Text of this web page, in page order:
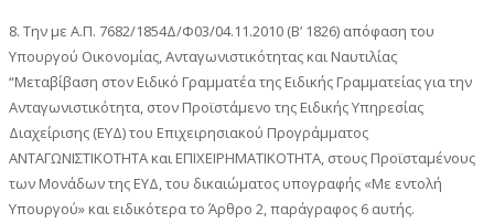
8. Την με Α.Π. 7682/1854Δ/Φ03/04.11.2010 (Β’ 1826) απόφαση του
Υπουργού Οικονομίας, Ανταγωνιστικότητας και Ναυτιλίας
“Μεταβίβαση στον Ειδικό Γραμματέα της Ειδικής Γραμματείας για την
Ανταγωνιστικότητα, στον Προϊστάμενο της Ειδικής Υπηρεσίας
Διαχείρισης (ΕΥΔ) του Επιχειρησιακού Προγράμματος
ΑΝΤΑΓΩΝΙΣΤΙΚΟΤΗΤΑ και ΕΠΙΧΕΙΡΗΜΑΤΙΚΟΤΗΤΑ, στους Προϊσταμένους
των Μονάδων της ΕΥΔ, του δικαιώματος υπογραφής «Με εντολή
Υπουργού» και ειδικότερα το Άρθρο 2, παράγραφος 6 αυτής.